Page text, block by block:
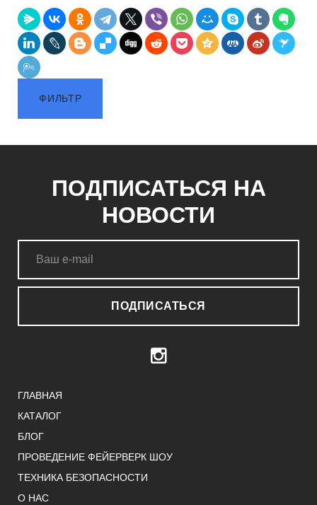
ФИЛЬТР
ПОДПИСАТЬСЯ НА
НОВОСТИ
ПОДПИСАТЬСЯ
ГЛАВНАЯ
КАТАЛОГ
БЛОГ
ПРОВЕДЕНИЕ ФЕЙЕРВЕРК ШОУ
ТЕХНИКА БЕЗОПАСНОСТИ
О НАС